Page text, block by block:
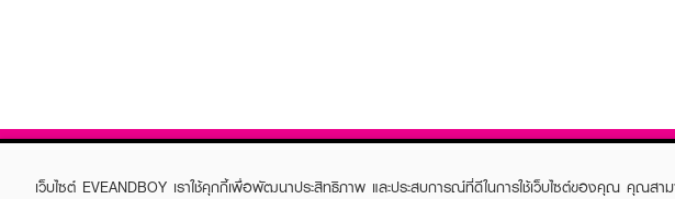
เว็บไซต์ EVEANDBOY เราใช้คุกกี้เพื่อพัฒนาประสิทธิภาพ และประสบการณ์ที่ดีในการใช้เว็บไซต์ของคุณ คุณสาม